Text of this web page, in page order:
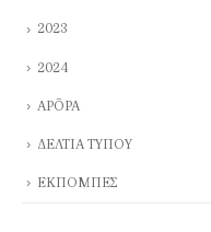
2023
2024
ΑΡΘΡΑ
ΔΕΛΤΙΑ ΤΥΠΟΥ
ΕΚΠΟΜΠΕΣ